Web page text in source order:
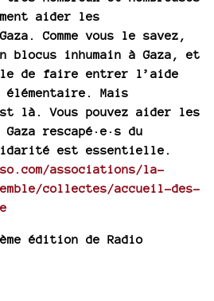
aider les
Comme vous le savez,
blocus inhumain à Gaza, et
de faire entrer l’aide
Mais
là. Vous pouvez aider les
rescapé·e·s du
est essentielle.
associations/la-
collectes/accueil-des-
édition de Radio